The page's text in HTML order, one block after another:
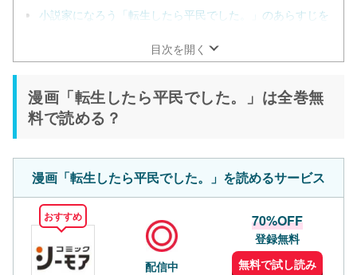
小説家になろう「転生したら平民でした。」のあらすじを
目次を開く
漫画「転生したら平民でした。」は全巻無
料で読める？
漫画「転生したら平民でした。」を読めるサービス
おすすめ
配信中
70%OFF
登録無料
無料で試し読み